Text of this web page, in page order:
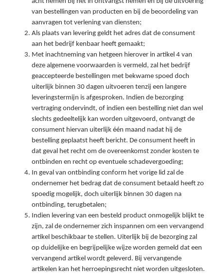
van bestellingen van producten en bij de beoordeling van
aanvragen tot verlening van diensten;
Als plaats van levering geldt het adres dat de consument
aan het bedrijf kenbaar heeft gemaakt;
Met inachtneming van hetgeen hierover in artikel 4 van
deze algemene voorwaarden is vermeld, zal het bedrijf
geaccepteerde bestellingen met bekwame spoed doch
uiterlijk binnen 30 dagen uitvoeren tenzij een langere
leveringstermijn is afgesproken. Indien de bezorging
vertraging ondervindt, of indien een bestelling niet dan wel
slechts gedeeltelijk kan worden uitgevoerd, ontvangt de
consument hiervan uiterlijk één maand nadat hij de
bestelling geplaatst heeft bericht. De consument heeft in
dat geval het recht om de overeenkomst zonder kosten te
ontbinden en recht op eventuele schadevergoeding;
In geval van ontbinding conform het vorige lid zal de
ondernemer het bedrag dat de consument betaald heeft zo
spoedig mogelijk, doch uiterlijk binnen 30 dagen na
ontbinding, terugbetalen;
Indien levering van een besteld product onmogelijk blijkt te
zijn, zal de ondernemer zich inspannen om een vervangend
artikel beschikbaar te stellen. Uiterlijk bij de bezorging zal
op duidelijke en begrijpelijke wijze worden gemeld dat een
vervangend artikel wordt geleverd. Bij vervangende
artikelen kan het herroepingsrecht niet worden uitgesloten.